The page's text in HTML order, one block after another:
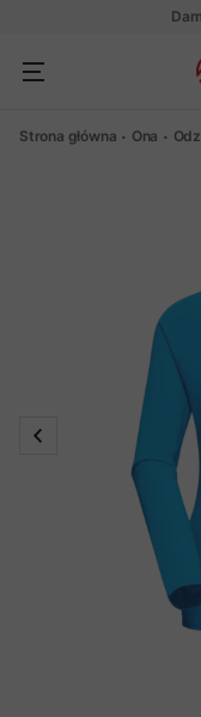
Strona główna Ona